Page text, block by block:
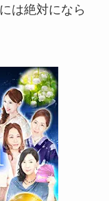
は絶対になら